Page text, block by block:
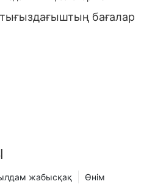
тығыздағыштың бағалар
Өнім
жабысқақ